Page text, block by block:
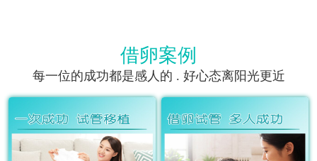
借卵案例
每一位的成功都是感人的 . 好心态离阳光更近